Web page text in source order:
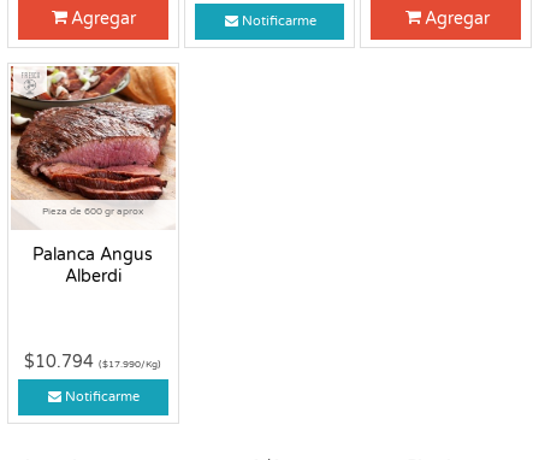
Agregar Notificarme Agregar
Pieza de 600 gr aprox
Palanca Angus
Alberdi
Fresco
$10.794($17.990/Kg)
Notificarme